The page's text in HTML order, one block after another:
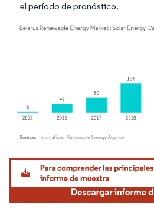
el período de pronóstico.
Imagen © Mordor Intelligence. El uso